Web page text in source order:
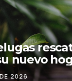
nuevo
2026